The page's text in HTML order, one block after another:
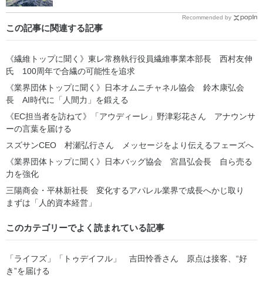
Recommended by
この記事に関連する記事
《繊維トップに聞く》東レ常務執行役員繊維事業本部長 西村友伸
氏 100周年で合繊の可能性を追求
《業界団体トップに聞く》日本オムニチャネル協会 鈴木康弘会
長 AI時代に「人間力」を鍛える
《EC担当者を訪ねて》「アウディーレ」野津彩花さん アナウンサ
ーの言葉を届ける
スズサンCEO 村瀬弘行さん メッセージをより伝えるフェーズへ
《業界団体トップに聞く》日本バッグ協会 宮昌弘会長 自ら売る
力を強化
三陽商会・平林新社長 変化するアパレル業界で成長へかじ取り
まずは「人的資本経営」
このカテゴリーでよく読まれている記事
「ライフズ」「トゥデイフル」 吉田怜香さん 原点は接客、“好
き”を届ける